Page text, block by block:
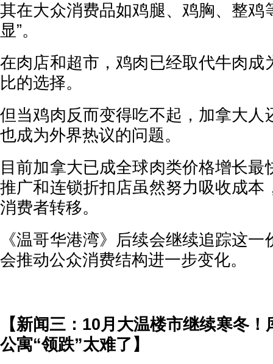
其在大众消费品如鸡腿、鸡胸、整鸡
显”。
在肉店和超市，鸡肉已经取代牛肉成
比的选择。
但当鸡肉反而变得吃不起，加拿大人
也成为外界热议的问题。
目前加拿大已成全球肉类价格增长最
推广和连锁折扣店虽然努力吸收成本
消费者转移。
《温哥华港湾》后续会继续追踪这
会推动公众消费结构进一步变化。
【新闻三：10月大温楼市继续寒冬
公寓“领跌”太难了】